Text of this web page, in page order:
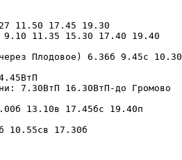
11.50 17.45 19.30
11.35 15.30 17.40 19.40
Плодовое) 6.36б 9.45с
7.30ВтП 16.30ВтП-до Громово
13.10в 17.45бс 19.40п
10.55св 17.30б